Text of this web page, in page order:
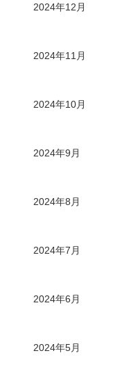
2024年12月
2024年11月
2024年10月
2024年9月
2024年8月
2024年7月
2024年6月
2024年5月